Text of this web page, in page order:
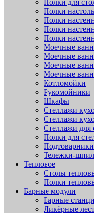
Полки для
Полки
Полки
Полки
Полки
Моечные
Моечные
Моечные
Моечные
Котломойки
Рукомойники
Шкафы
Стеллажи
Стеллажи
Стеллажи для
Полки для
Подтоварники
Тележки-
Тепловое
Столы
Полки
Барные модули
Барные
Ликёрные